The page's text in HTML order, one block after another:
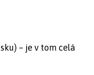
– je v tom celá